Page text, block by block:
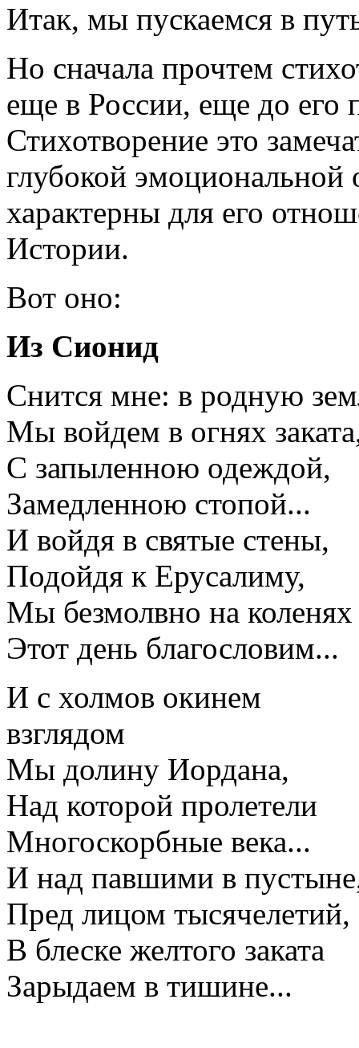
Итак, мы пускаемся в
Но сначала прочтем
еще в России, еще до его
Стихотворение это
глубокой эмоциональной
характерны для его
Истории.
Вот оно:
Из Сионид
Снится мне: в родную
Мы войдем в огнях
С запыленною одеждой,
Замедленною стопой...
И войдя в святые стены,
Подойдя к Ерусалиму,
Мы безмолвно на коленях
Этот день благословим...
И с холмов окинем
взглядом
Мы долину Иордана,
Над которой пролетели
Многоскорбные века...
И над павшими в
Пред лицом тысячелетий,
В блеске желтого заката
Зарыдаем в тишине...